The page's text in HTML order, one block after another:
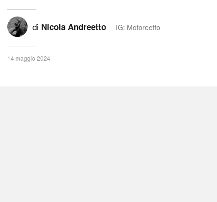
di Nicola Andreetto IG: Motoreetto
14 maggio 2024